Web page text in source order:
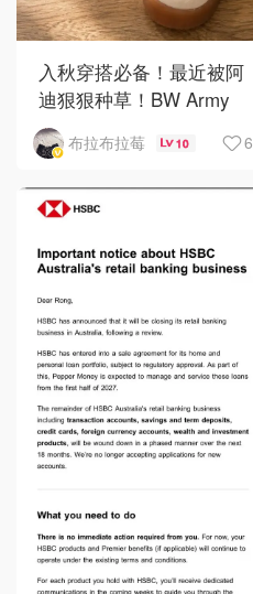
入秋穿搭必备！最近被阿
迪狠狠种草！BW Army
和 Sambae 值得拥有！
布拉布拉莓 10 6